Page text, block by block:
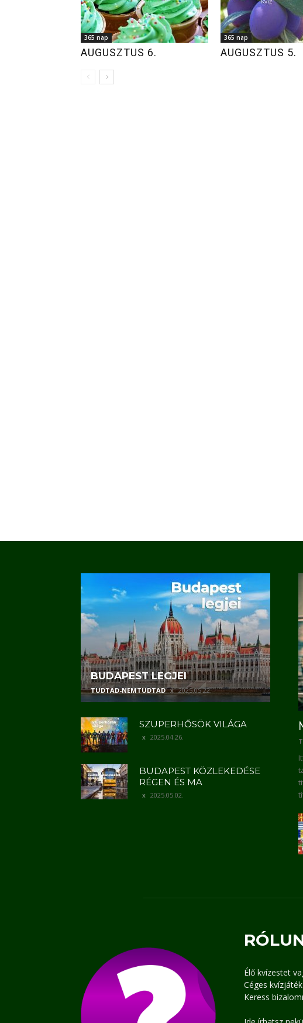
365 nap
AUGUSZTUS 6.
365 nap
AUGUSZTUS 5.
BUDAPEST LEGJEI
TUDTAD-NEMTUDTAD 2025.05.22.
SZUPERHŐSÖK VILÁGA
2025.04.26.
BUDAPEST KÖZLEKEDÉSE
RÉGEN ÉS MA
2025.05.02.
Élő kvízestet
Céges
Keress